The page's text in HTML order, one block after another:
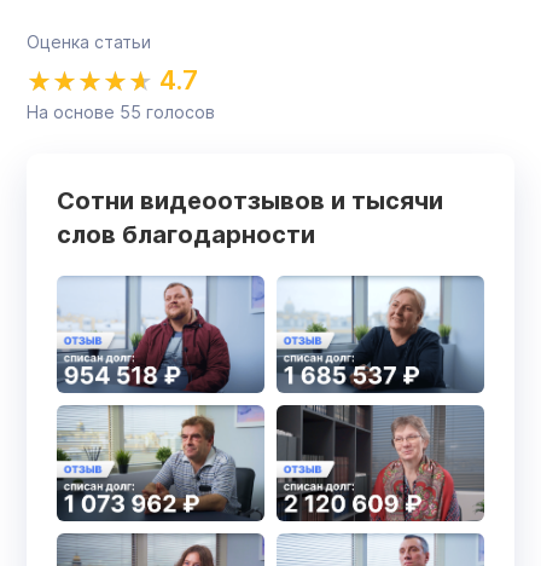
Оценка статьи
4.7
На основе 55 голосов
Сотни видеоотзывов и тысячи
слов благодарности